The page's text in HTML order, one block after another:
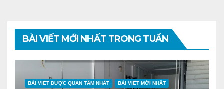
BÀI VIẾT MỚI NHẤT TRONG TUẦN
BÀI VIẾT ĐƯỢC QUAN TÂM NHẤT BÀI VIẾT MỚI NHẤT